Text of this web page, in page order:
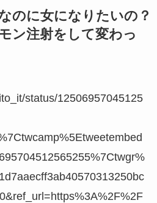
のに女になりたいの？
ン注射をして変わっ
status/12506957045125